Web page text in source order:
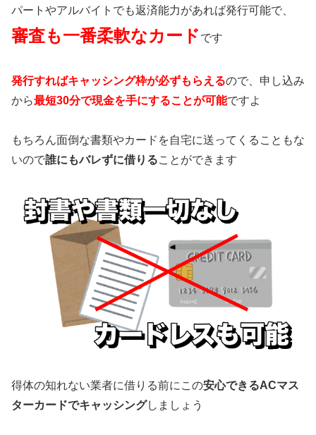
パートやアルバイトでも返済能力があれば発行可能で、
審査も一番柔軟なカード です
発行すればキャッシング枠が必ずもらえるので、申し込み
から最短30分で現金を手にすることが可能ですよ
もちろん面倒な書類やカードを自宅に送ってくることもな
いので誰にもバレずに借りることができます
得体の知れない業者に借りる前にこの安心できるACマス
ターカードでキャッシングしましょう